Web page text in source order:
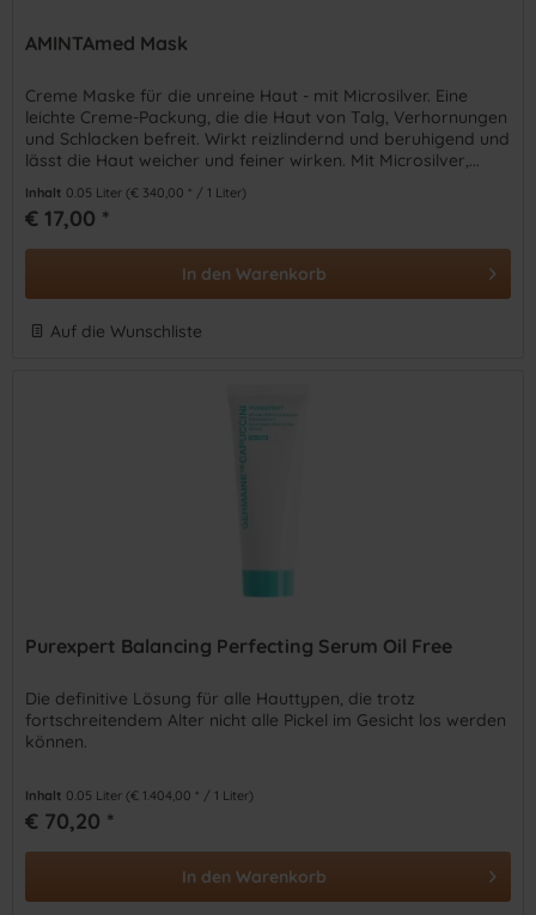
AMINTAmed Mask
Creme Maske für die unreine Haut - mit Microsilver. Eine
leichte Creme-Packung, die die Haut von Talg, Verhornungen
und Schlacken befreit. Wirkt reizlindernd und beruhigend und
lässt die Haut weicher und feiner wirken. Mit Microsilver,...
Inhalt 0.05 Liter (€ 340,00 * / 1 Liter)
€ 17,00 *
In den Warenkorb
Auf die Wunschliste
Purexpert Balancing Perfecting Serum Oil Free
Die definitive Lösung für alle Hauttypen, die trotz
fortschreitendem Alter nicht alle Pickel im Gesicht los werden
können.
Inhalt 0.05 Liter (€ 1.404,00 * / 1 Liter)
€ 70,20 *
In den Warenkorb